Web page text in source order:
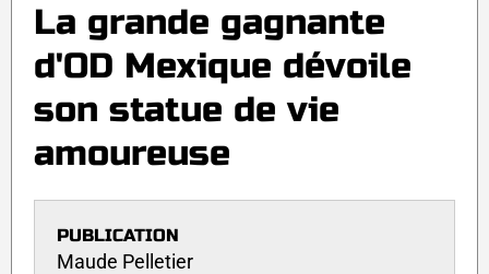
La grande gagnante
d'OD Mexique dévoile
son statue de vie
amoureuse
PUBLICATION
Maude Pelletier